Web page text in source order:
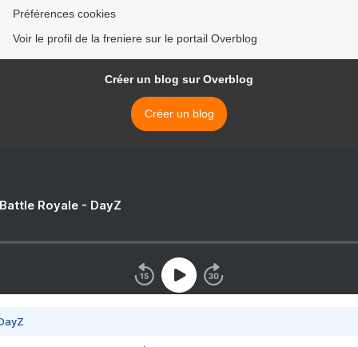
Préférences cookies
Voir le profil de la freniere sur le portail Overblog
Créer un blog sur Overblog
Créer un blog
Royale - DayZ